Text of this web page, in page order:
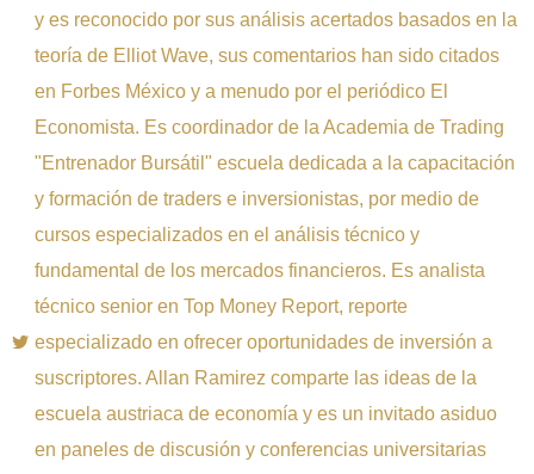
y es reconocido por sus análisis acertados basados en la
teoría de Elliot Wave, sus comentarios han sido citados
en Forbes México y a menudo por el periódico El
Economista. Es coordinador de la Academia de Trading
"Entrenador Bursátil" escuela dedicada a la capacitación
y formación de traders e inversionistas, por medio de
cursos especializados en el análisis técnico y
fundamental de los mercados financieros. Es analista
técnico senior en Top Money Report, reporte
especializado en ofrecer oportunidades de inversión a
suscriptores. Allan Ramirez comparte las ideas de la
escuela austriaca de economía y es un invitado asiduo
en paneles de discusión y conferencias universitarias